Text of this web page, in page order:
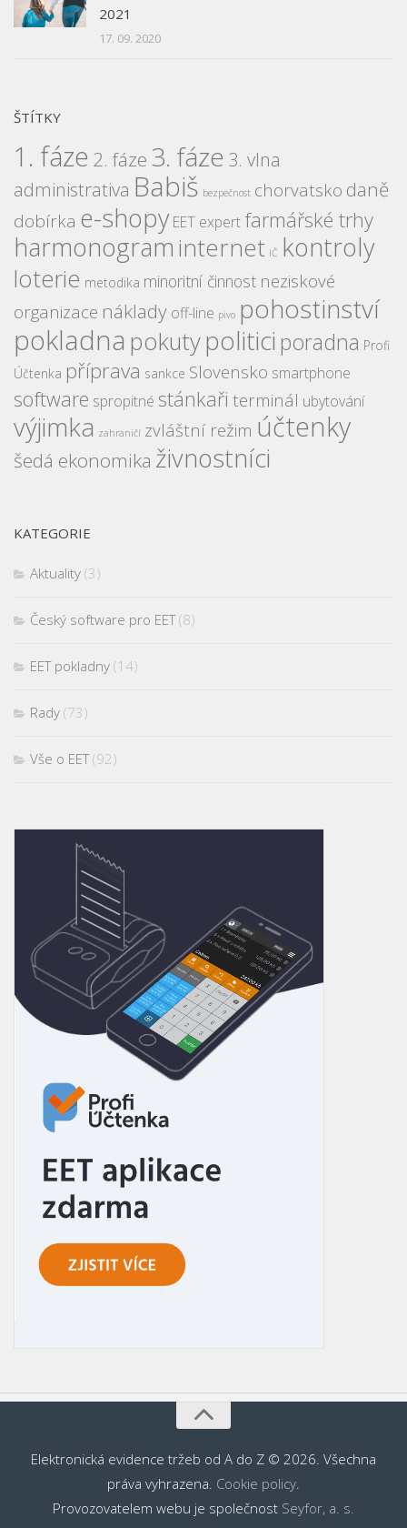
2021
17. 09. 2020
ŠTÍTKY
1. fáze 2. fáze 3. fáze 3. vlna
administrativa Babiš bezpečnost chorvatsko daně
dobírka e-shopy EET expertfarmářské trhy
harmonograminternet IČ kontroly
loterie metodika minoritní činnost neziskové
organizace náklady off-line pivo pohostinství
pokladna pokutypolitici poradna Profi
Účtenka příprava sankce Slovensko smartphone
software spropitné stánkaři terminál ubytování
výjimka zahraničí zvláštní režim účtenky
šedá ekonomika živnostníci
KATEGORIE
Aktuality (3)
Český software pro EET(8)
EET pokladny (14)
Rady (73)
Vše o EET(92)
Elektronická evidence tržeb od A do Z © 2026. Všechna
práva vyhrazena. Cookie policy
Provozovatelem webu je společnost Seyfor, a. s.